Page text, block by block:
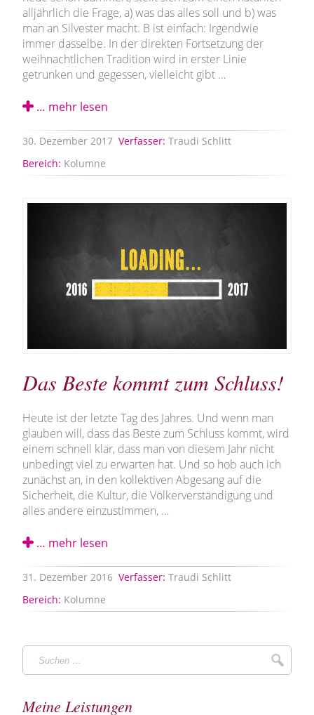
alljährlich die Frage, a) was das alles soll und b) was
man an Silvester macht. B ist einfach: Irgendwie
immer dasselbe. In der direkten Fortsetzung der
weihnachtlichen Tradition wird in erster Linie
getrunken und gegessen, vielleicht gibt …
… mehr lesen
30. Dezember 2017 Verfasser: Traudi Schlitt
Bereich: Kolumne
Das Beste kommt zum Schluss!
Heute ist der letzte Tag des Jahres. Und wenn man
glauben will, dass das Beste zum Schluss kommt, wird
einem schnell klar, dass man von diesem Jahr nicht
unbedingt viel zu erwarten hat. Und so hob auch ich
zunächst an, in den kollektiven Abgesang auf die
Sicherheit, die Kultur, die Völkerverständigung und
alles andere einzustimmen, …
… mehr lesen
31. Dezember 2016 Verfasser: Traudi Schlitt
Bereich: Kolumne
Suchen
…
Meine Leistungen